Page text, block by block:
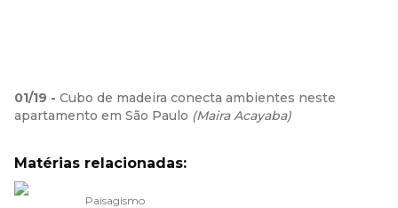
01/19 - Cubo de madeira conecta ambientes neste
apartamento em São Paulo (Maira Acayaba)
Matérias relacionadas:
Paisagismo